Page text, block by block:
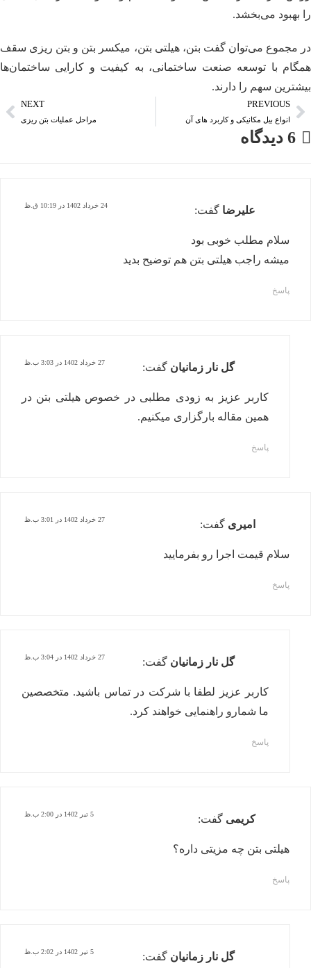
را بهبود می‌بخشد.
در مجموع می‌توان گفت بتن، هیلتی بتن، میکسر بتن و بتن ریزی سقف
همگام با توسعه صنعت ساختمانی، به کیفیت و کارایی ساختمان‌ها
بیشترین سهم را دارند.
PREVIOUS
انواع بیل مکانیکی و کاربرد های آن
NEXT
مراحل عملیات بتن ریزی
6 دیدگاه
علیرضا گفت: 24 خرداد 1402 در 10:19 ق.ظ
سلام مطلب خوبی بود
میشه راجب هیلتی بتن هم توضیح بدید
پاسخ
گل نار زمانیان گفت: 27 خرداد 1402 در 3:03 ب.ظ
کاربر عزیز به زودی مطلبی در خصوص هیلتی بتن در
همین مقاله بارگزاری میکنیم.
پاسخ
امیری گفت: 27 خرداد 1402 در 3:01 ب.ظ
سلام قیمت اجرا رو بفرمایید
پاسخ
گل نار زمانیان گفت: 27 خرداد 1402 در 3:04 ب.ظ
کاربر عزیز لطفا با شرکت در تماس باشید. متخصصین
ما شمارو راهنمایی خواهند کرد.
پاسخ
کریمی گفت: 5 تیر 1402 در 2:00 ب.ظ
هیلتی بتن چه مزیتی داره؟
پاسخ
گل نار زمانیان گفت: 5 تیر 1402 در 2:02 ب.ظ